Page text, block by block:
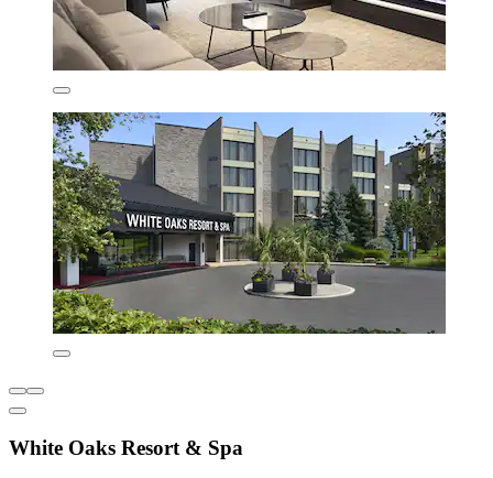
White Oaks Resort & Spa